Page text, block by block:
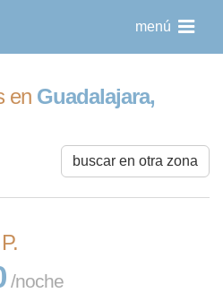
menú
en Guadalajara,
buscar en otra zona
/noche